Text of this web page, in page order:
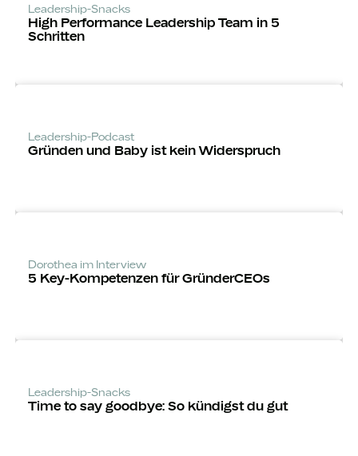
Leadership-Snacks
High Performance Leadership Team in 5
Schritten
Leadership-Podcast
Gründen und Baby ist kein Widerspruch
Dorothea im Interview
5 Key-Kompeten­zen für GründerCEOs
Leadership-Snacks
Time to say goodbye: So kündigst du gut